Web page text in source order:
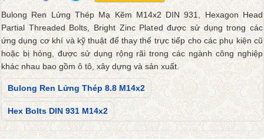
Bulong Ren Lửng Thép Mạ Kẽm M14x2 DIN 931, Hexagon Head
Partial Threaded Bolts, Bright Zinc Plated được sử dụng trong các
ứng dụng cơ khí và kỹ thuật để thay thế trực tiếp cho các phụ kiện cũ
hoặc bị hỏng, được sử dụng rộng rãi trong các ngành công nghiệp
khác nhau bao gồm ô tô, xây dựng và sản xuất.
Bulong Ren Lửng Thép 8.8 M14x2
Hex Bolts DIN 931 M14x2